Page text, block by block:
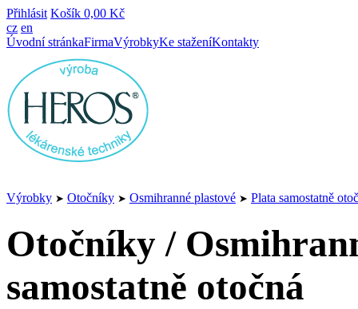
Přihlásit Košík 0,00 Kč
cz en
Úvodní stránkaFirmaVýrobkyKe staženíKontakty
Výrobky ➤ Otočníky ➤ Osmihranné plastové ➤ Plata samostatně
Otočníky /
samostatně otočná